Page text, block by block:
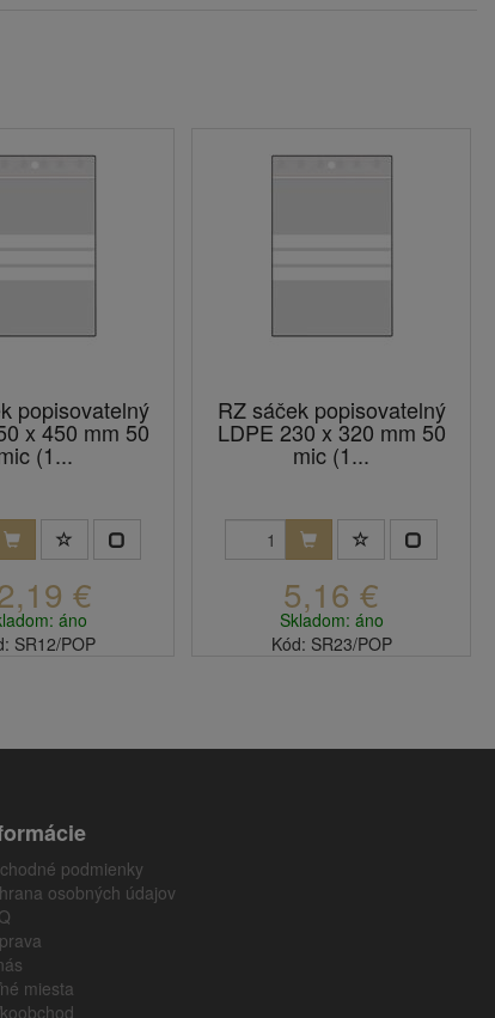
popisovatelný
x 450 mm 50
(1...
€
áno
SR12/POP
RZ sáček popisovatelný
LDPE 230 x 320 mm 50
mic (1...
5,16 €
Skladom: áno
Kód: SR23/POP
podmienky
osobných údajov
miesta